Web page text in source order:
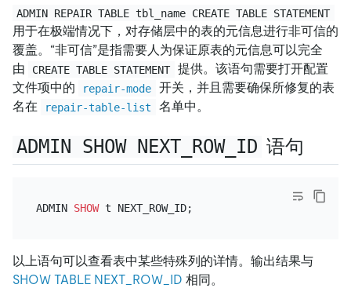
ADMIN REPAIR TABLE tbl_name CREATE TABLE STATEMENT
用于在极端情况下，对存储层中的表的元信息进行非可信的
覆盖。“非可信”是指需要人为保证原表的元信息可以完全
由
CREATE TABLE STATEMENT 提供。该语句需要打开配置
文件项中的
repair-mode
开关，并且需要确保所修复的表
名在
repair-table-list 名单中。
ADMIN SHOW NEXT_ROW_ID 语句
ADMIN SHOW
以上语句可以查看表中某些特殊列的详情。输出结果与
SHOW TABLE NEXT_ROW_ID 相同。